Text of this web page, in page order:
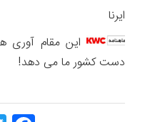
ایرنا
این مقام آوری
دست کشور ما می دهد!